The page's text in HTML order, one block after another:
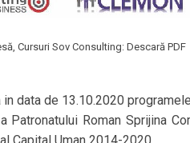
Cursuri Sov Consulting: Descară PDF
data de 13.10.2020
Patronatului Roman Sprijina